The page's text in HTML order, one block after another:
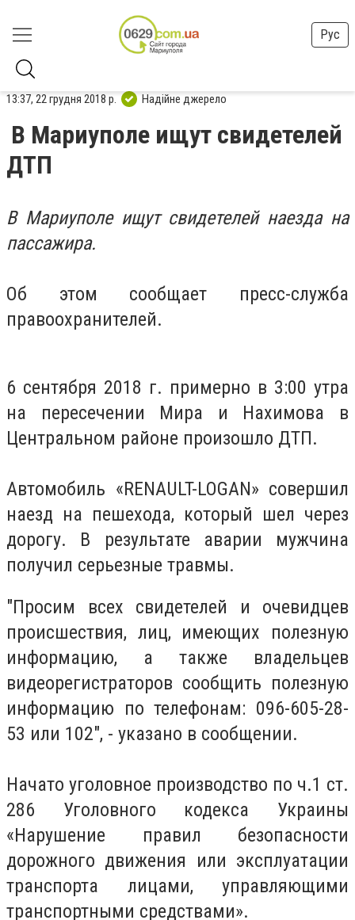
Рус
13:37, 22 грудня 2018 р. Надійне джерело
В Мариуполе ищут свидетелей
ДТП
В Мариуполе ищут свидетелей наезда на
пассажира.
Об этом сообщает пресс-служба
правоохранителей.
6 сентября 2018 г. примерно в 3:00 утра
на пересечении Мира и Нахимова в
Центральном районе произошло ДТП.
Автомобиль «RENAULT-LOGAN» совершил
наезд на пешехода, который шел через
дорогу. В результате аварии мужчина
получил серьезные травмы.
"Просим всех свидетелей и очевидцев
происшествия, лиц, имеющих полезную
информацию, а также владельцев
видеорегистраторов сообщить полезную
информацию по телефонам: 096-605-28-
53 или 102", - указано в сообщении.
Начато уголовное производство по ч.1 ст.
286 Уголовного кодекса Украины
«Нарушение правил безопасности
дорожного движения или эксплуатации
транспорта лицами, управляющими
транспортными средствами».